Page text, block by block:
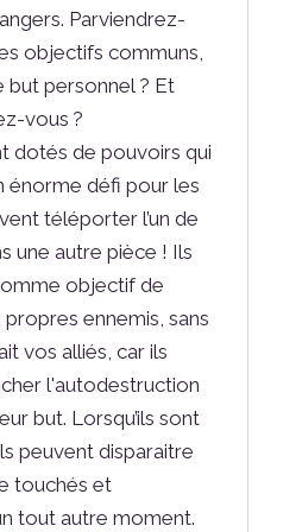
Parviendrez-
objectifs communs,
but personnel ? Et
vous ?
dotés de pouvoirs qui
énorme défi pour les
téléporter l’un de
une autre pièce ! Ils
objectif de
propres ennemis, sans
vos alliés, car ils
l'autodestruction
but. Lorsqu’ils sont
peuvent disparaitre
touchés et
tout autre moment.